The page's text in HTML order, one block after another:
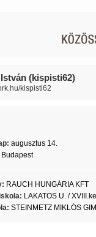
(kispisti62)
kispisti62
augusztus 14.
Budapest
RAUCH HUNGÁRIA KFT
LAKATOS U. /
STEINMETZ MIKLÓS